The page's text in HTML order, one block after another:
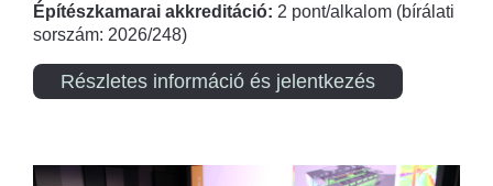
Építészkamarai akkreditáció: 2 pont/alkalom (bírálati
sorszám: 2026/248)
Részletes információ és jelentkezés